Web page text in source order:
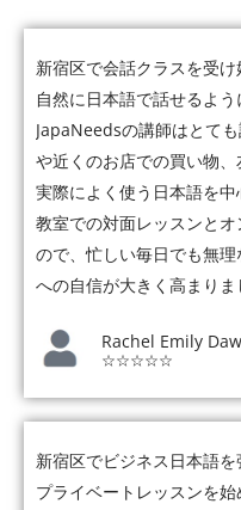
新宿区で会話クラスを受
自然に日本語で話せるよ
JapaNeedsの講師はとて
や近くのお店での買い物
実際によく使う日本語を中
教室での対面レッスンと
ので、忙しい毎日でも無
への自信が大きく高まりま
Rachel Emily
☆☆☆☆☆
新宿区でビジネス日本語
プライベートレッスンを始